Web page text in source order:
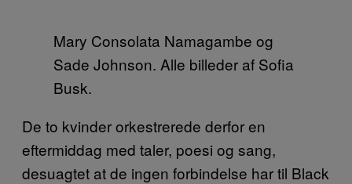
Mary Consolata Namagambe og
Sade Johnson. Alle billeder af Sofia
Busk.
De to kvinder orkestrerede derfor en
eftermiddag med taler, poesi og sang,
desuagtet at de ingen forbindelse har til Black